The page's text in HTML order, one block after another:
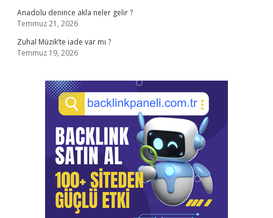
Anadolu denince akla neler gelir ?
Temmuz 21, 2026
Zuhal Müzik’te iade var mı ?
Temmuz 19, 2026